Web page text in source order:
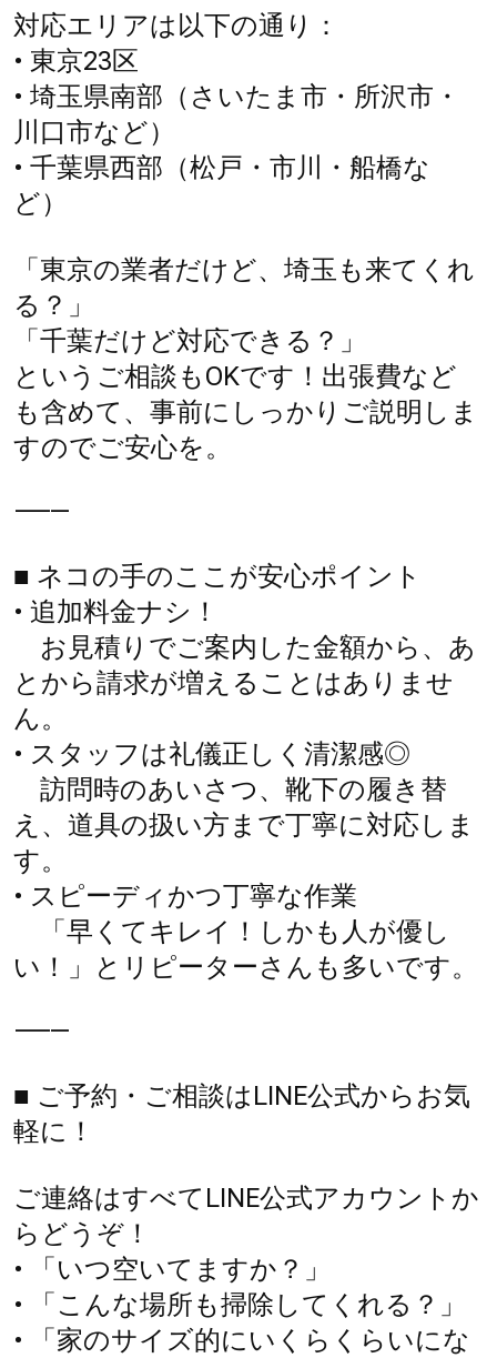
対応エリアは以下の通り：
• 東京23区
• 埼玉県南部（さいたま市・所沢市・
川口市など）
• 千葉県西部（松戸・市川・船橋な
ど）
「東京の業者だけど、埼玉も来てくれ
る？」
「千葉だけど対応できる？」
というご相談もOKです！出張費など
も含めて、事前にしっかりご説明しま
すのでご安心を。
⸻
■ ネコの手のここが安心ポイント
• 追加料金ナシ！
お見積りでご案内した金額から、あ
とから請求が増えることはありませ
ん。
• スタッフは礼儀正しく清潔感◎
訪問時のあいさつ、靴下の履き替
え、道具の扱い方まで丁寧に対応しま
す。
• スピーディかつ丁寧な作業
「早くてキレイ！しかも人が優し
い！」とリピーターさんも多いです。
⸻
■ ご予約・ご相談はLINE公式からお気
軽に！
ご連絡はすべてLINE公式アカウントか
らどうぞ！
• 「いつ空いてますか？」
• 「こんな場所も掃除してくれる？」
• 「家のサイズ的にいくらくらいにな